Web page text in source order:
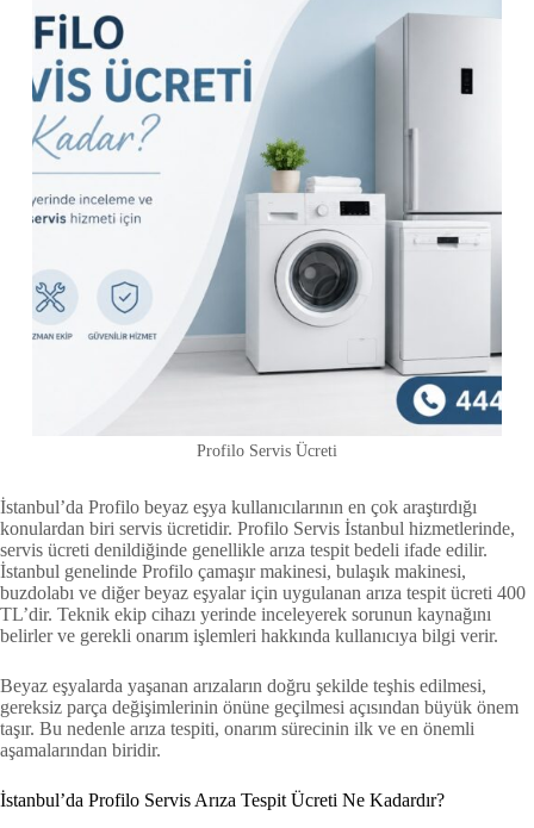
Profilo Servis Ücreti
İstanbul’da Profilo beyaz eşya kullanıcılarının en çok araştırdığı
konulardan biri servis ücretidir. Profilo Servis İstanbul hizmetlerinde,
servis ücreti denildiğinde genellikle arıza tespit bedeli ifade edilir.
İstanbul genelinde Profilo çamaşır makinesi, bulaşık makinesi,
buzdolabı ve diğer beyaz eşyalar için uygulanan arıza tespit ücreti 400
TL’dir. Teknik ekip cihazı yerinde inceleyerek sorunun kaynağını
belirler ve gerekli onarım işlemleri hakkında kullanıcıya bilgi verir.
Beyaz eşyalarda yaşanan arızaların doğru şekilde teşhis edilmesi,
gereksiz parça değişimlerinin önüne geçilmesi açısından büyük önem
taşır. Bu nedenle arıza tespiti, onarım sürecinin ilk ve en önemli
aşamalarından biridir.
İstanbul’da Profilo Servis Arıza Tespit Ücreti Ne Kadardır?